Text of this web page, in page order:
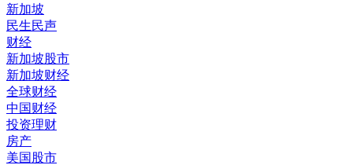
新加坡
民生民声
财经
新加坡股市
新加坡财经
全球财经
中国财经
投资理财
房产
美国股市